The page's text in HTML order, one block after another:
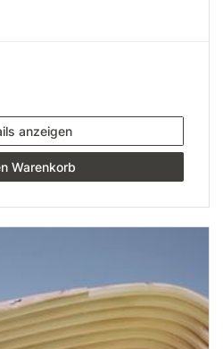
anzeigen
Warenkorb